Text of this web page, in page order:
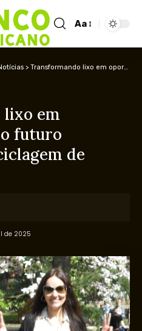
Aa
> Transformando lixo em oportunidades: o futuro brilhante da reciclagem de plásticos
em
futuro
de
de 2025